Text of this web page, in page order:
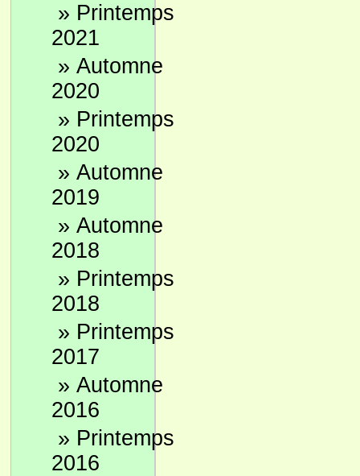
» Printemps
2021
» Automne
2020
» Printemps
2020
» Automne
2019
» Automne
2018
» Printemps
2018
» Printemps
2017
» Automne
2016
» Printemps
2016